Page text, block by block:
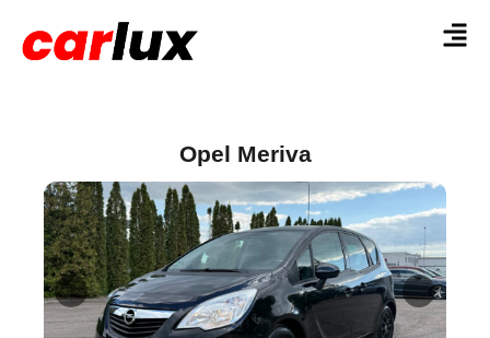
Opel Meriva